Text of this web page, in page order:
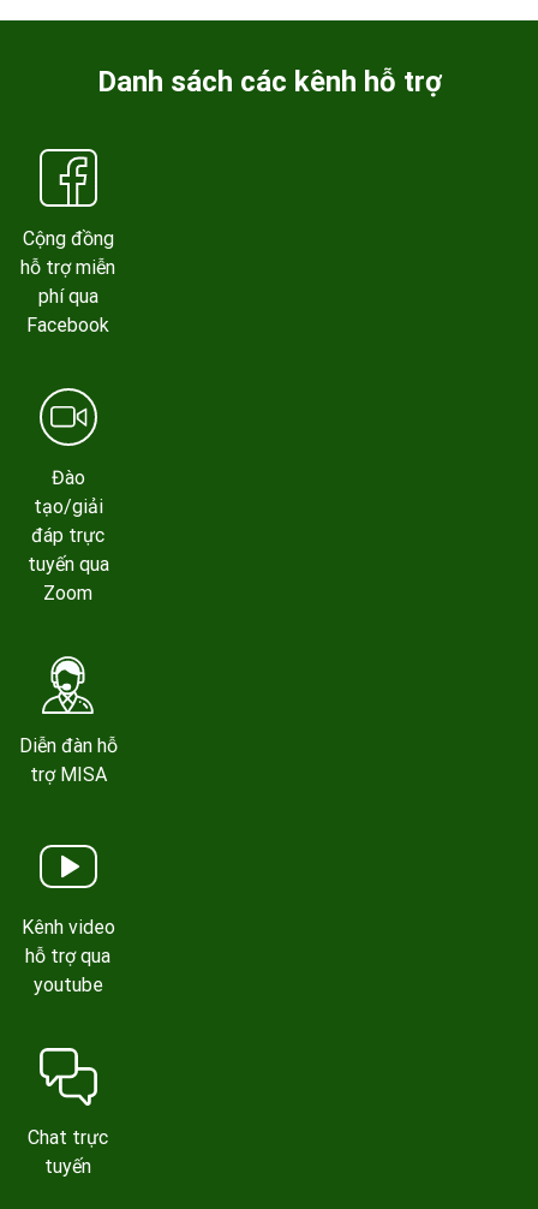
Danh sách các kênh hỗ trợ
Cộng đồng
hỗ trợ miễn
phí qua
Facebook
Đào
tạo/giải
đáp trực
tuyến qua
Zoom
Diễn đàn hỗ
trợ MISA
Kênh video
hỗ trợ qua
youtube
Chat trực
tuyến